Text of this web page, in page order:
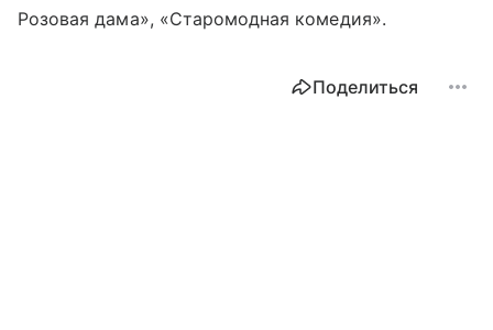
Розовая дама», «Старомодная комедия».
Поделиться